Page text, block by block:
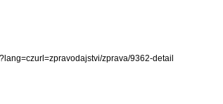
?lang=czurl=zpravodajstvi/zprava/9362-detail